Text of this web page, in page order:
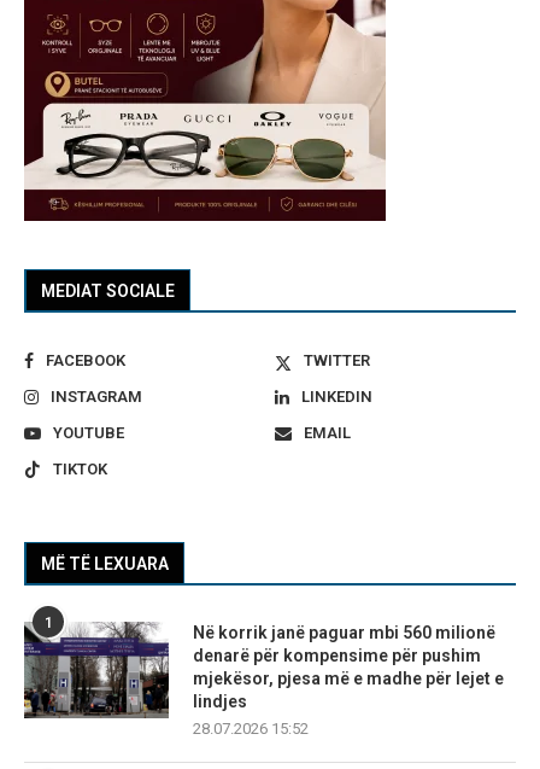
MEDIAT SOCIALE
FACEBOOK
TWITTER
INSTAGRAM
LINKEDIN
YOUTUBE
EMAIL
TIKTOK
MË TË LEXUARA
1
Në korrik janë paguar mbi 560 milionë
denarë për kompensime për pushim
mjekësor, pjesa më e madhe për lejet e
lindjes
28.07.2026 15:52